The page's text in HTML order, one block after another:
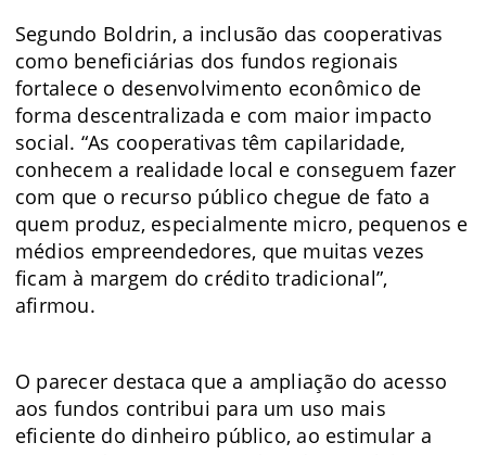
Segundo Boldrin, a inclusão das cooperativas
como beneficiárias dos fundos regionais
fortalece o desenvolvimento econômico de
forma descentralizada e com maior impacto
social. “As cooperativas têm capilaridade,
conhecem a realidade local e conseguem fazer
com que o recurso público chegue de fato a
quem produz, especialmente micro, pequenos e
médios empreendedores, que muitas vezes
ficam à margem do crédito tradicional”,
afirmou.
O parecer destaca que a ampliação do acesso
aos fundos contribui para um uso mais
eficiente do dinheiro público, ao estimular a